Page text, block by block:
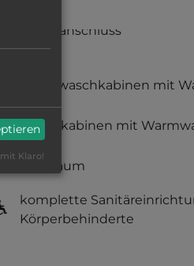
Stromanschluss
Einzelwaschkabinen mit
Duschkabinen mit
Babyraum
komplette
Körperbehinderte
Klaro!